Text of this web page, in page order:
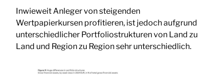
Inwieweit Anleger von steigenden
Wertpapierkursen profitieren, ist jedoch aufgrund
unterschiedlicher Portfoliostrukturen von Land zu
Land und Region zu Region sehr unterschiedlich.